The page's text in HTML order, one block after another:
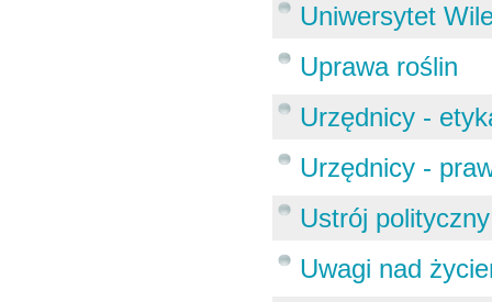
Uniwersytet
Uprawa roślin
Urzędnicy -
Urzędnicy -
Ustrój polityczny
Uwagi nad